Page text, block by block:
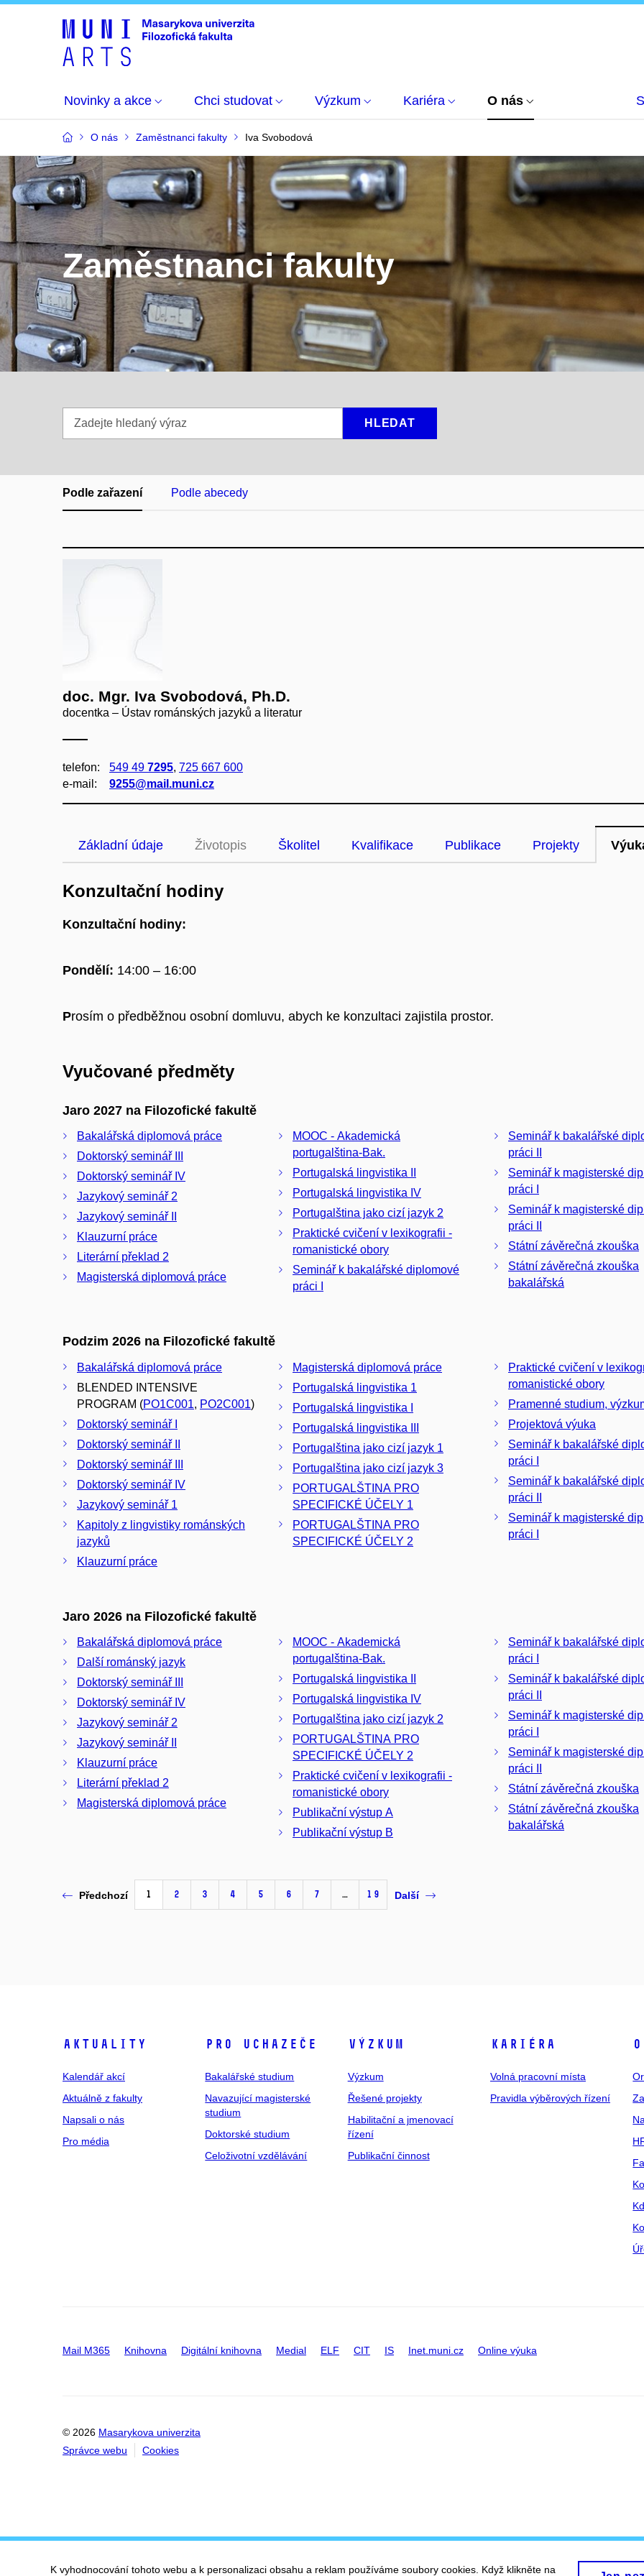
Novinky a akce Chci studovat Výzkum Kariéra O nás
O nás Zaměstnanci fakulty Iva Svobodová
Zaměstnanci fakulty
hledaný
HLEDAT
Podle zařazení Podle abecedy
doc. Mgr. Iva Svobodová, Ph.D.
docentka – Ústav románských jazyků a literatur
telefon: 549 49 7295, 725 667 600
e‑mail:
9255@mail.muni.cz
Základní údaje Životopis Školitel Kvalifikace Publikace Projekty
Konzultační hodiny
Konzultační hodiny:
Pondělí: 14:00 – 16:00
Prosím o předběžnou osobní domluvu, abych ke konzultaci zajistila prostor.
Vyučované předměty
Jaro 2027 na Filozofické fakultě
Bakalářská diplomová práce
Doktorský seminář III
Doktorský seminář IV
Jazykový seminář 2
Jazykový seminář II
Klauzurní práce
Literární překlad 2
Magisterská diplomová práce
MOOC - Akademická
portugalština-Bak.
Portugalská lingvistika II
Portugalská lingvistika IV
Portugalština jako cizí jazyk 2
Praktické cvičení v lexikografii -
romanistické obory
Seminář k bakalářské diplomové
práci I
Seminář k bakalářské
práci II
Seminář k magisterské
práci I
Seminář k magisterské
práci II
Státní závěrečná zkouška
Státní závěrečná zkouška
bakalářská
Podzim 2026 na Filozofické fakultě
Bakalářská diplomová práce
BLENDED INTENSIVE
PROGRAM (PO1C001, PO2C001)
Doktorský seminář I
Doktorský seminář II
Doktorský seminář III
Doktorský seminář IV
Jazykový seminář 1
Kapitoly z lingvistiky románských
jazyků
Klauzurní práce
Magisterská diplomová práce
Portugalská lingvistika 1
Portugalská lingvistika I
Portugalská lingvistika III
Portugalština jako cizí jazyk 1
Portugalština jako cizí jazyk 3
PORTUGALŠTINA PRO
SPECIFICKÉ ÚČELY 1
PORTUGALŠTINA PRO
SPECIFICKÉ ÚČELY 2
Praktické cvičení v
romanistické obory
Pramenné studium,
Projektová výuka
Seminář k bakalářské
práci I
Seminář k bakalářské
práci II
Seminář k magisterské
práci I
Jaro 2026 na Filozofické fakultě
Bakalářská diplomová práce
Další románský jazyk
Doktorský seminář III
Doktorský seminář IV
Jazykový seminář 2
Jazykový seminář II
Klauzurní práce
Literární překlad 2
Magisterská diplomová práce
MOOC - Akademická
portugalština-Bak.
Portugalská lingvistika II
Portugalská lingvistika IV
Portugalština jako cizí jazyk 2
PORTUGALŠTINA PRO
SPECIFICKÉ ÚČELY 2
Praktické cvičení v lexikografii -
romanistické obory
Publikační výstup A
Publikační výstup B
Seminář k bakalářské
práci I
Seminář k bakalářské
práci II
Seminář k magisterské
práci I
Seminář k magisterské
práci II
Státní závěrečná zkouška
Státní závěrečná zkouška
bakalářská
Předchozí 1 2 3 4 5 6 7 … 19 Další
Aktuality
Kalendář akcí
Aktuálně z fakulty
Napsali o nás
Pro média
Pro uchazeče
Bakalářské studium
Navazující magisterské
studium
Doktorské studium
Celoživotní vzdělávání
Výzkum
Výzkum
Řešené projekty
Habilitační a jmenovací
řízení
Publikační činnost
Kariéra
Volná pracovní místa
Pravidla výběrových řízení
Mail M365 Knihovna Digitální knihovna Medial ELF CIT IS Inet.muni.cz Online výuka
© 2026 Masarykova univerzita
Správce webu
Cookies
K vyhodnocování tohoto webu a k personalizaci obsahu a reklam používáme soubory cookies. Když klikněte na